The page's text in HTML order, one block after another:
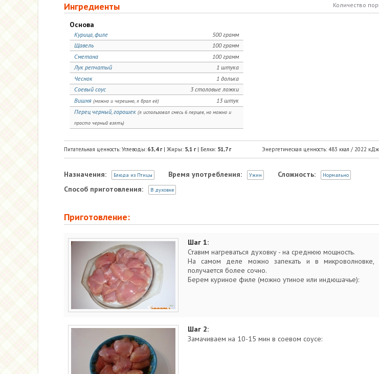
Количество
Ингредиенты
Основа
500 грамм
Курица, филе
100 грамм
Щавель
100 грамм
Сметана
1 штука
Лук репчатый
1 долька
Чеснок
3 столовые ложки
Соевый соус
13 штук
Вишня(можно и черешню, я брал её)
Перец черный, горошек (я использовал смесь 6 перцев, но можно и
просто черный взять)
Энергетическая ценность: 483 ккал / 2022 кДж
Питательная ценность: Углеводы: 63,4г| Жиры: 5,1 г| Белки: 51,7г
Назначения: Блюда из Птицы Время употребления: Ужин Сложность: Нормально
Способ приготовления: В духовке
Приготовление:
Шаг 1:
Ставим нагреваться духовку - на среднюю мощность.
На самом деле можно запекать и в
получается более сочно.
Берем куриное филе (можно утиное или индюшачье):
Шаг 2:
Замачиваем на 10-15 мин в соевом соусе: